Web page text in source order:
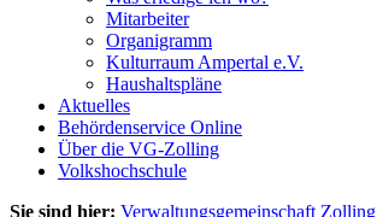
Mitarbeiter
Organigramm
Kulturraum Ampertal e.V.
Haushaltspläne
Aktuelles
Behördenservice Online
Über die VG-Zolling
Volkshochschule
Sie sind hier: Verwaltungsgemeinschaft Zolling